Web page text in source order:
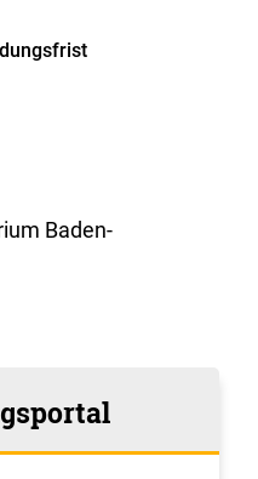
Baden-